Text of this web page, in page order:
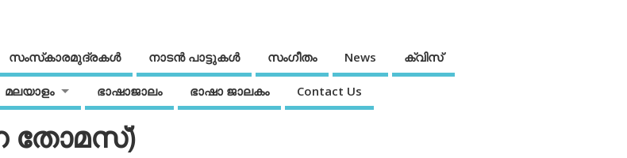
സംസ്‌കാരമുദ്രകള്‍ നാടന്‍ പാട്ടുകള്‍ സംഗീതം News ക്വിസ്
മലയാളം ഭാഷാജാലം ഭാഷാ ജാലകം Contact Us
തോമസ്)